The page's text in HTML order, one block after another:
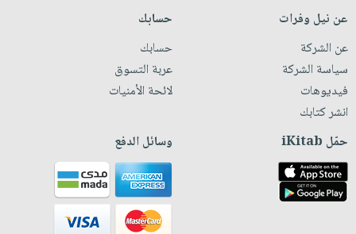
عن نيل وفرات
عن الشركة
سياسة الشركة
فيديوهات
انشر كتابك
حسابك
حسابك
عربة التسوق
لائحة الأمنيات
حمّل iKitab وسائل الدفع